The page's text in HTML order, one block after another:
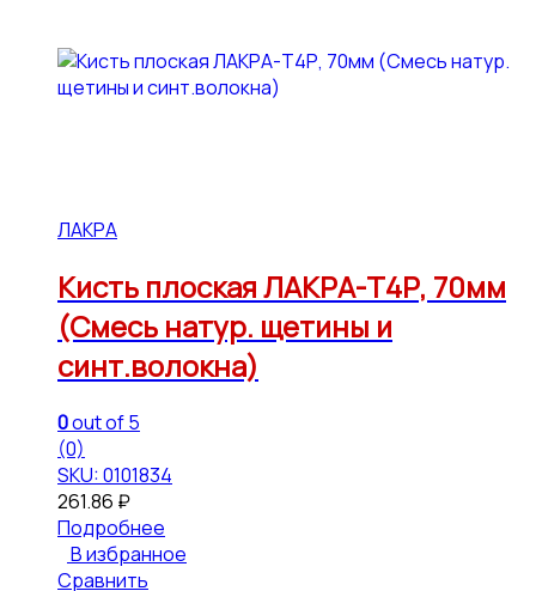
ЛАКРА
Кисть плоская ЛАКРА-Т4Р, 70мм
(Смесь натур. щетины и
синт.волокна)
0out of 5
(0)
SKU: 0101834
261.86 ₽
Подробнее
В избранное
Сравнить